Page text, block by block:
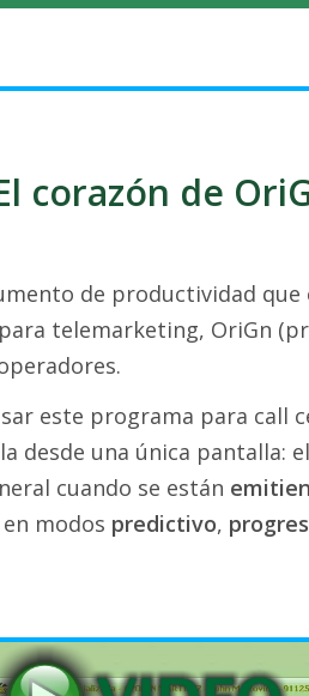
corazón de
de productividad
telemarketing, OriGn
este programa para
desde una única pantalla:
cuando se están
modos predictivo,